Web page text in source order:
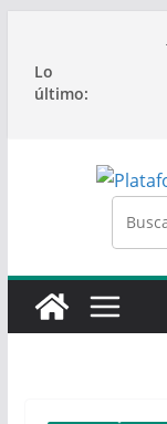
contenido
Lo
último: